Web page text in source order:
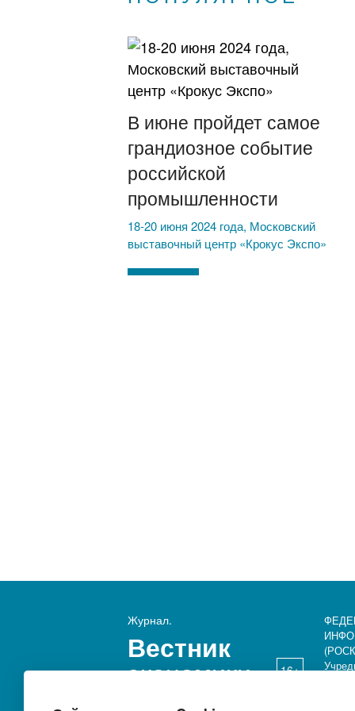
В июне пройдет самое
грандиозное событие
российской
промышленности
18-20 июня 2024 года, Московский
выставочный центр «Крокус Экспо»
Журнал.
Вестник
экономики 16+